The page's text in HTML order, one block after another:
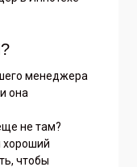
менеджера
она
не там?
хороший
чтобы